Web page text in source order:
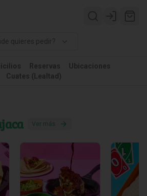
quieres pedir?
Reservas
Ubicaciones
Cuates (Lealtad)
Ver más